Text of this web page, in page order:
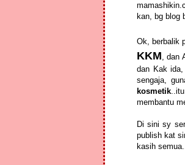
kan, bg blog
Ok, berbalik
KKM, dan
dan Kak
sengaja,
kosmetik
membantu
Di sini sy
publish kat
kasih